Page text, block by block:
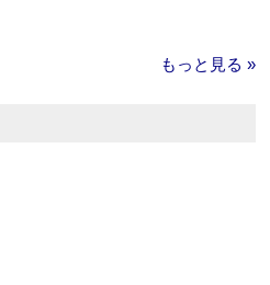
もっと見る »